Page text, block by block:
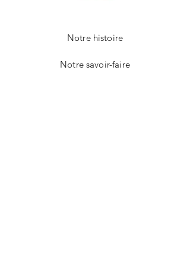
Notre histoire
Notre savoir-faire